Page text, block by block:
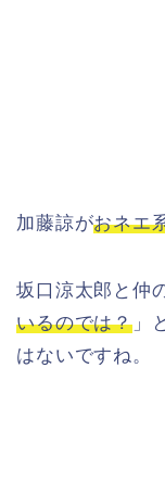
加藤諒がおネエ
坂口涼太郎と仲
いるのでは？ 」
はないですね。